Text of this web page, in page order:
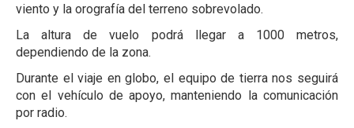
viento y la orografía del terreno sobrevolado.
La altura de vuelo podrá llegar a 1000 metros,
dependiendo de la zona.
Durante el viaje en globo, el equipo de tierra nos seguirá
con el vehículo de apoyo, manteniendo la comunicación
por radio.